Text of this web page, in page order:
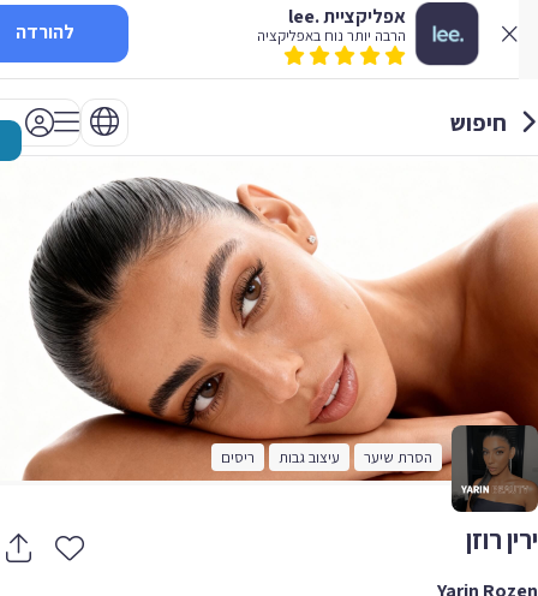
אפליקציית .lee
הרבה יותר נוח באפליקציה להורדה
חיפוש
הסרת שיער עיצוב גבות ריסים
רוזן
Yarin